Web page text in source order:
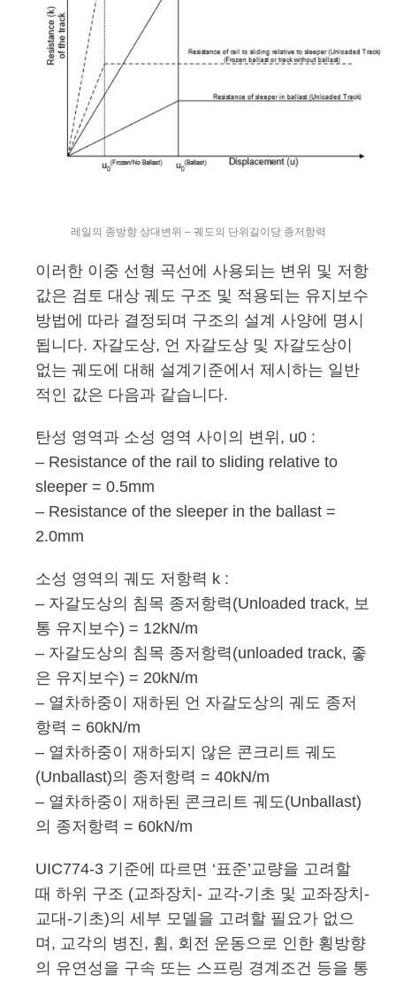
레일의 종방향 상대변위 – 궤도의 단위길이당 종저항력
이러한 이중 선형 곡선에 사용되는 변위 및 저항
값은 검토 대상 궤도 구조 및 적용되는 유지보수
방법에 따라 결정되며 구조의 설계 사양에 명시
됩니다. 자갈도상, 언 자갈도상 및 자갈도상이
없는 궤도에 대해 설계기준에서 제시하는 일반
적인 값은 다음과 같습니다.
탄성 영역과 소성 영역 사이의 변위, u0 :
– Resistance of the rail to sliding relative to
sleeper = 0.5mm
– Resistance of the sleeper in the ballast =
2.0mm
소성 영역의 궤도 저항력 k :
– 자갈도상의 침목 종저항력(Unloaded track, 보
통 유지보수) = 12kN/m
– 자갈도상의 침목 종저항력(unloaded track, 좋
은 유지보수) = 20kN/m
– 열차하중이 재하된 언 자갈도상의 궤도 종저
항력 = 60kN/m
– 열차하중이 재하되지 않은 콘크리트 궤도
(Unballast)의 종저항력 = 40kN/m
– 열차하중이 재하된 콘크리트 궤도(Unballast)
의 종저항력 = 60kN/m
UIC774-3 기준에 따르면 ‘표준’교량을 고려할
때 하위 구조 (교좌장치- 교각-기초 및 교좌장치-
교대-기초)의 세부 모델을 고려할 필요가 없으
며, 교각의 병진, 휨, 회전 운동으로 인한 횡방향
의 유연성을 구속 또는 스프링 경계조건 등을 통